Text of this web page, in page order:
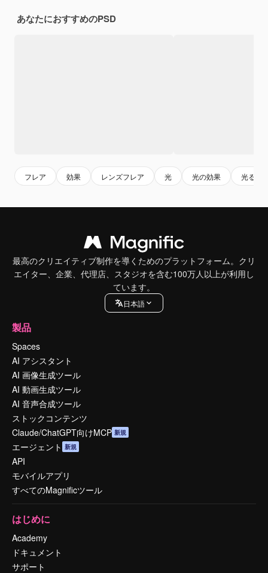
あなたにおすすめのPSD
フレア 効果 レンズフレア 光 光の効果 光る
最高のクリエイティブ制作を導くためのプラットフォーム。クリ
エイター、企業、代理店、スタジオを含む100万人以上が利用し
ています。
日本語
製品
Spaces
AI アシスタント
AI 画像生成ツール
AI 動画生成ツール
AI 音声合成ツール
ストックコンテンツ
Claude/ChatGPT向けMCP 新規
エージェント 新規
API
モバイルアプリ
すべてのMagnificツール
はじめに
Academy
ドキュメント
サポート